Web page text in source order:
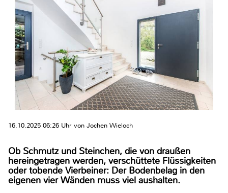
16.10.2025 06:26 Uhr von Jochen Wieloch
Ob Schmutz und Steinchen, die von draußen
hereingetragen werden, verschüttete Flüssigkeiten
oder tobende Vierbeiner: Der Bodenbelag in den
eigenen vier Wänden muss viel aushalten.